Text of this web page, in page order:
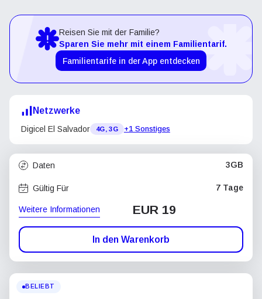
Reisen Sie mit der Familie?
Sparen Sie mehr mit einem Familientarif.
Familientarife in der App entdecken
Netzwerke
Digicel El Salvador 4G, 3G +1 Sonstiges
Daten 3GB
Gültig Für 7 Tage
Weitere Informationen EUR 19
In den Warenkorb
BELIEBT